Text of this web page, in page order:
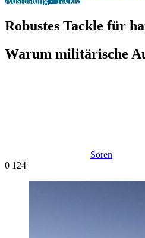
Robustes Tackle für
Warum militärische
Sören
0 124